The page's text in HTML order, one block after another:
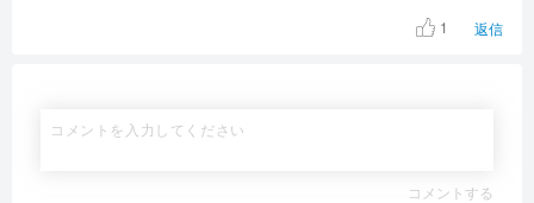
1
返信
コメントする